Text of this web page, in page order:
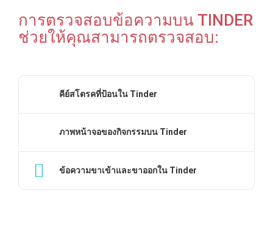
การตรวจสอบข้อความบน TINDER
ช่วยให้คุณสามารถตรวจสอบ:
คีย์สโตรคที่ป้อนใน Tinder
ภาพหน้าจอของกิจกรรมบน Tinder
ข้อความขาเข้าและขาออกใน Tinder